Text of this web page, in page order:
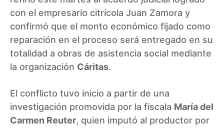
con el empresario citrícola Juan Zamora y
confirmó que el monto económico fijado como
reparación en el proceso será entregado en su
totalidad a obras de asistencia social mediante
la organización Cáritas.
El conflicto tuvo inicio a partir de una
investigación promovida por la fiscala María del
Carmen Reuter, quien imputó al productor por